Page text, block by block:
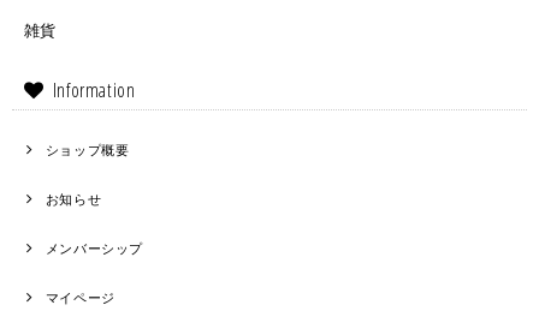
雑貨
Information
ショップ概要
お知らせ
メンバーシップ
マイページ